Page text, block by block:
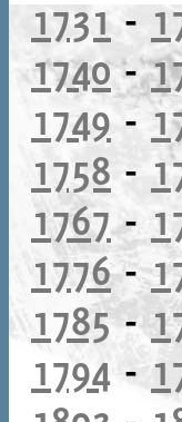
1731-
1740-
1749 -
1758 -
1767-
1776-
1785-
1794 -